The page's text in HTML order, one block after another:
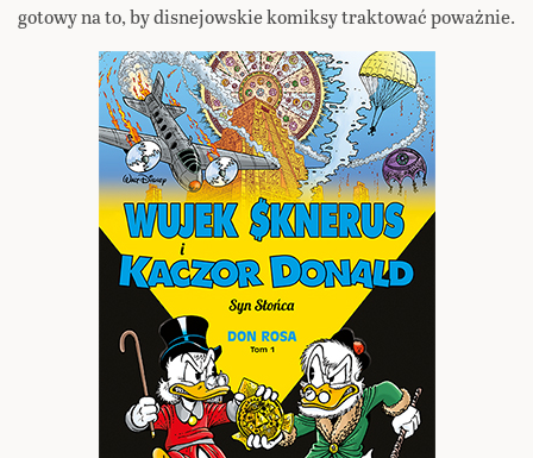
gotowy na to, by disnejowskie komiksy traktować poważnie.